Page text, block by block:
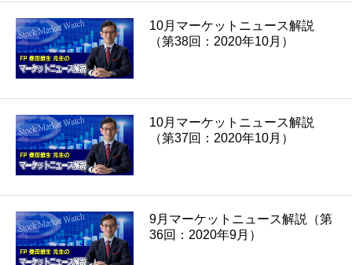
10月マーケットニュース解説
（第38回：2020年10月）
10月マーケットニュース解説
（第37回：2020年10月）
9月マーケットニュース解説（第
36回：2020年9月）